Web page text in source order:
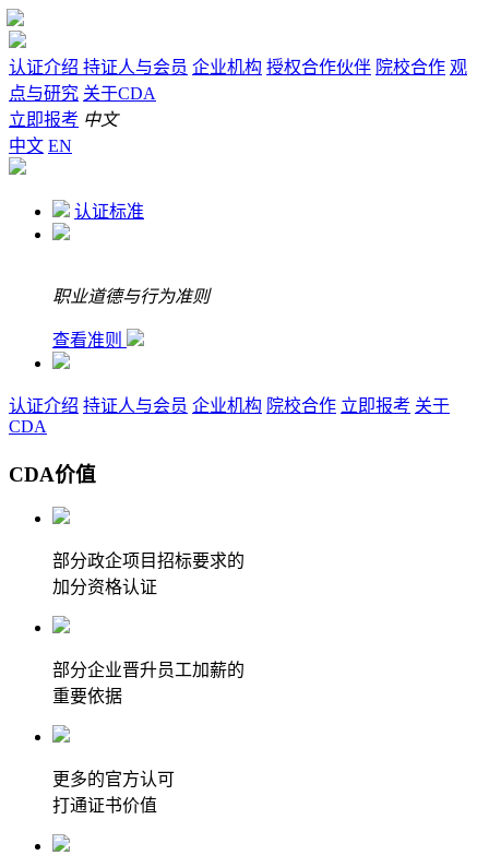
认证介绍 持证人与会员 企业机构 授权合作伙伴 院校合作 观
点与研究 关于CDA
立即报考 中文
中文 EN
认证标准
职业道德与行为准则
查看准则
认证介绍 持证人与会员 企业机构 院校合作 立即报考 关于
CDA
CDA价值
部分政企项目招标要求的
加分资格认证
部分企业晋升员工加薪的
重要依据
更多的官方认可
打通证书价值